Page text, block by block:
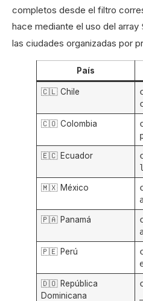
completos desde el filtro
hace mediante el uso del array
las ciudades organizadas por
País
🇨🇱 Chile
🇨🇴 Colombia
🇪🇨 Ecuador
🇲🇽 México
🇵🇦 Panamá
🇵🇪 Perú
🇩🇴 República
Dominicana